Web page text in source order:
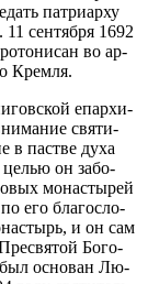
пат­ри­ар­ху
сен­тяб­ря 1692
во ар­
Крем­ля.
епар­хи­
свя­ти­
в пастве ду­ха
це­лью он за­бо­
мо­на­сты­рей
его бла­го­сло­
и он сам
Бо­го­
был ос­но­ван Лю­